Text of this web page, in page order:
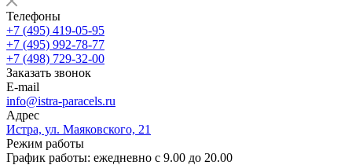
Телефоны
+7 (495) 419-05-95
+7 (495) 992-78-77
+7 (498) 729-32-00
Заказать звонок
E-mail
info@istra-paracels.ru
Адрес
Истра, ул. Маяковского, 21
Режим работы
График работы: ежедневно с 9.00 до 20.00